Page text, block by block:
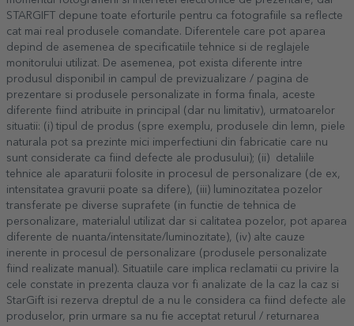
STARGIFT depune toate eforturile pentru ca fotografiile sa reflecte
cat mai real produsele comandate. Diferentele care pot aparea
depind de asemenea de specificatiile tehnice si de reglajele
monitorului utilizat. De asemenea, pot exista diferente intre
produsul disponibil in campul de previzualizare / pagina de
prezentare si produsele personalizate in forma finala, aceste
diferente fiind atribuite in principal (dar nu limitativ), urmatoarelor
situatii: (i) tipul de produs (spre exemplu, produsele din lemn, piele
naturala pot sa prezinte mici imperfectiuni din fabricatie care nu
sunt considerate ca fiind defecte ale produsului); (ii) detaliile
tehnice ale aparaturii folosite in procesul de personalizare (de ex,
intensitatea gravurii poate sa difere), (iii) luminozitatea pozelor
transferate pe diverse suprafete (in functie de tehnica de
personalizare, materialul utilizat dar si calitatea pozelor, pot aparea
diferente de nuanta/intensitate/luminozitate), (iv) alte cauze
inerente in procesul de personalizare (produsele personalizate
fiind realizate manual). Situatiile care implica reclamatii cu privire la
cele constate in prezenta clauza vor fi analizate de la caz la caz si
StarGift isi rezerva dreptul de a nu le considera ca fiind defecte ale
produselor, prin urmare sa nu fie acceptat returul / returnarea